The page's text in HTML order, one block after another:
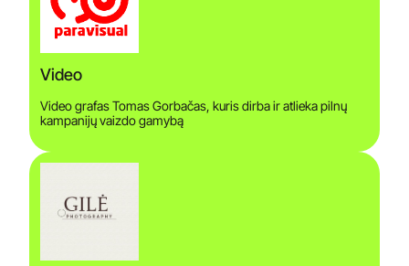
Video
Video grafas Tomas Gorbačas, kuris dirba ir atlieka pilnų
kampanijų vaizdo gamybą